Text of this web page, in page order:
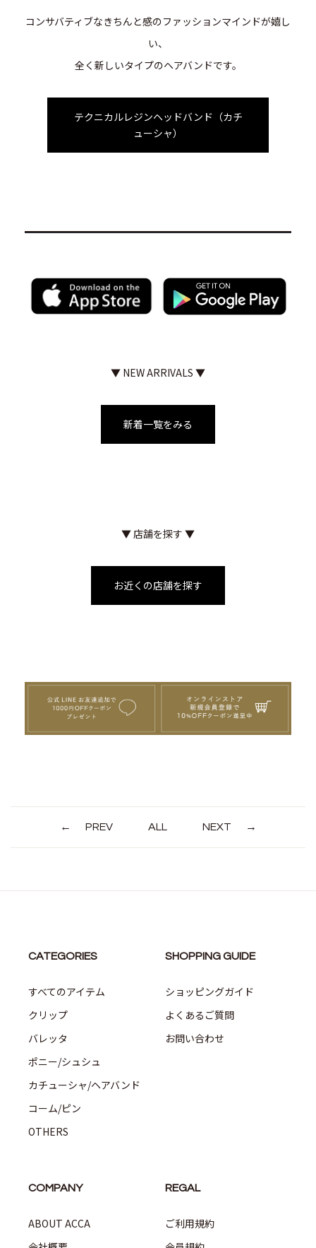
コンサバティブなきちんと感のファッションマインドが嬉し
い、
全く新しいタイプのヘアバンドです。
テクニカルレジンヘッドバンド（カチ
ューシャ）
▼ NEW ARRIVALS ▼
新着一覧をみる
▼ 店舗を探す ▼
お近くの店舗を探す
PREV ALL NEXT
CATEGORIES
すべてのアイテム
クリップ
バレッタ
ポニー/シュシュ
カチューシャ/ヘアバンド
コーム/ピン
OTHERS
SHOPPING GUIDE
ショッピングガイド
よくあるご質問
お問い合わせ
COMPANY
ABOUT ACCA
REGAL
ご利用規約